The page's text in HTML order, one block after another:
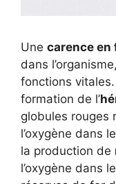
Une carence en
dans
fonctions
formation de l’
globules rouges
l’oxygène dans
la production de
l’oxygène dans